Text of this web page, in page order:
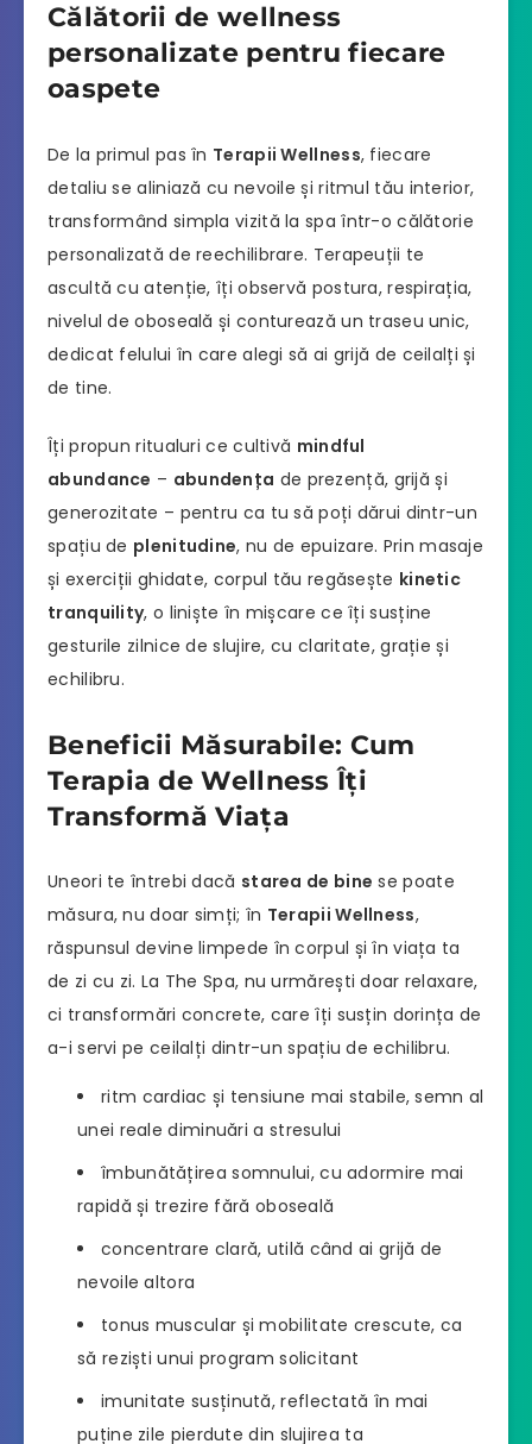
Călătorii de wellness
personalizate pentru fiecare
oaspete
De la primul pas în Terapii Wellness, fiecare
detaliu se aliniază cu nevoile și ritmul tău interior,
transformând simpla vizită la spa într-o călătorie
personalizată de reechilibrare. Terapeuții te
ascultă cu atenție, îți observă postura, respirația,
nivelul de oboseală și conturează un traseu unic,
dedicat felului în care alegi să ai grijă de ceilalți și
de tine.
Îți propun ritualuri ce cultivă mindful
abundance – abundența de prezență, grijă și
generozitate – pentru ca tu să poți dărui dintr-un
spațiu de plenitudine, nu de epuizare. Prin masaje
și exerciții ghidate, corpul tău regăsește kinetic
tranquility, o liniște în mișcare ce îți susține
gesturile zilnice de slujire, cu claritate, grație și
echilibru.
Beneficii Măsurabile: Cum
Terapia de Wellness Îți
Transformă Viața
Uneori te întrebi dacă starea de bine se poate
măsura, nu doar simți; în Terapii Wellness,
răspunsul devine limpede în corpul și în viața ta
de zi cu zi. La The Spa, nu urmărești doar relaxare,
ci transformări concrete, care îți susțin dorința de
a-i servi pe ceilalți dintr-un spațiu de echilibru.
ritm cardiac și tensiune mai stabile, semn al
unei reale diminuări a stresului
îmbunătățirea somnului, cu adormire mai
rapidă și trezire fără oboseală
concentrare clară, utilă când ai grijă de
nevoile altora
tonus muscular și mobilitate crescute, ca
să reziști unui program solicitant
imunitate susținută, reflectată în mai
puține zile pierdute din slujirea ta